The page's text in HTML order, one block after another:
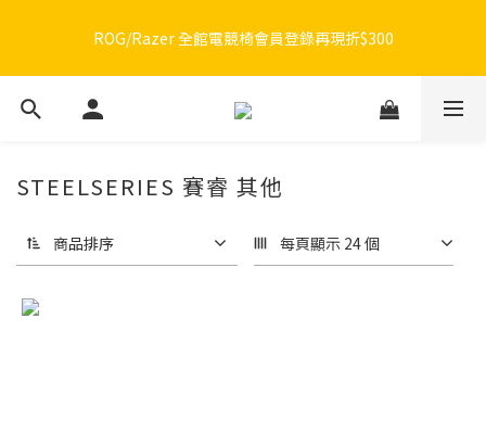
300
ROG/Razer 全館電競椅會員登錄再現折$300
🔥品牌限定滿額折🔥ROG周邊滿1500折100 / 2500折200 / 3000折
STEELSERIES 賽睿 其他
商品排序 每頁顯示 24 個